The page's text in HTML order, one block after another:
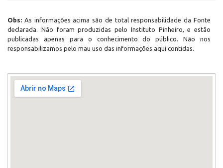
Obs: As informações acima são de total responsabilidade da Fonte
declarada. Não foram produzidas pelo Instituto Pinheiro, e estão
publicadas apenas para o conhecimento do público. Não nos
responsabilizamos pelo mau uso das informações aqui contidas.